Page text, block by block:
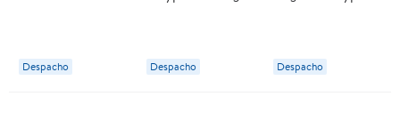
Despacho Despacho Despacho